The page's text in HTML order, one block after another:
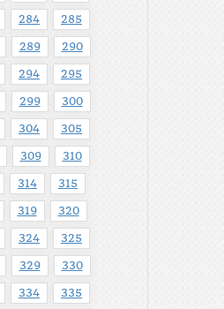
284 285
289 290
294 295
299 300
304 305
309 310
314 315
319 320
324 325
329 330
334 335